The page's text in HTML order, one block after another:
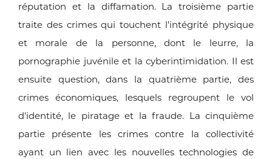
réputation et la diffamation. La troisième partie
traite des crimes qui touchent l'intégrité physique
et morale de la personne, dont le leurre, la
pornographie juvénile et la cyberintimidation. Il est
ensuite question, dans la quatrième partie, des
crimes économiques, lesquels regroupent le vol
d'identité, le piratage et la fraude. La cinquième
partie présente les crimes contre la collectivité
ayant un lien avec les nouvelles technologies de